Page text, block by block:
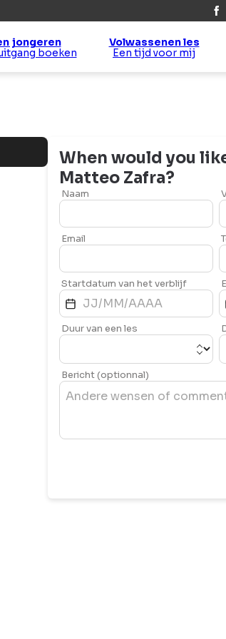
jongeren
boeken
Volwassenen les
Een tijd voor mij
When would you
Matteo Zafra?
Naam
Email
Startdatum van het verblijf
Duur van een les
Bericht (optionnal)